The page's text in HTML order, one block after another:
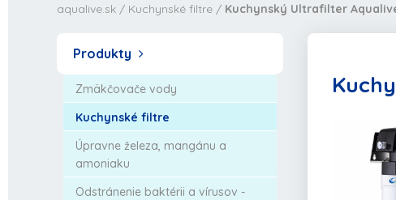
aqualive.sk / Kuchynské filtre / Kuchynský Ultrafilter
Produkty
Zmäkčovače vody
Kuchynské filtre
Úpravne železa, mangánu a
amoniaku
Odstránenie baktérii a vírusov -